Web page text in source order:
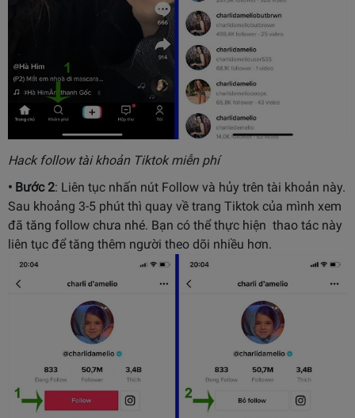
Hack follow tài khoản Tiktok miễn phí
• Bước 2: Liên tục nhấn nút Follow và hủy trên tài khoản này.
Sau khoảng 3-5 phút thì quay về trang Tiktok của mình xem
đã tăng follow chưa nhé. Bạn có thể thực hiện thao tác này
liên tục để tăng thêm người theo dõi nhiều hơn.